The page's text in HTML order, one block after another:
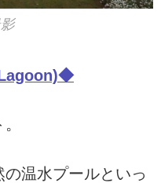
温水プールといっ